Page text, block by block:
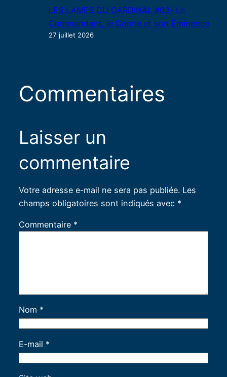
LES LAMES DU CARDINAL #03- Le
Commandant, le Comte et son Éminence
27 juillet 2026
Commentaires
Laisser un
commentaire
Votre adresse e-mail ne sera pas publiée. Les
champs obligatoires sont indiqués avec *
Commentaire *
Nom *
E-mail *